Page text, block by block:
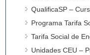
QualificaSP –
Programa Tarifa
Tarifa Social de
Unidades CEU –